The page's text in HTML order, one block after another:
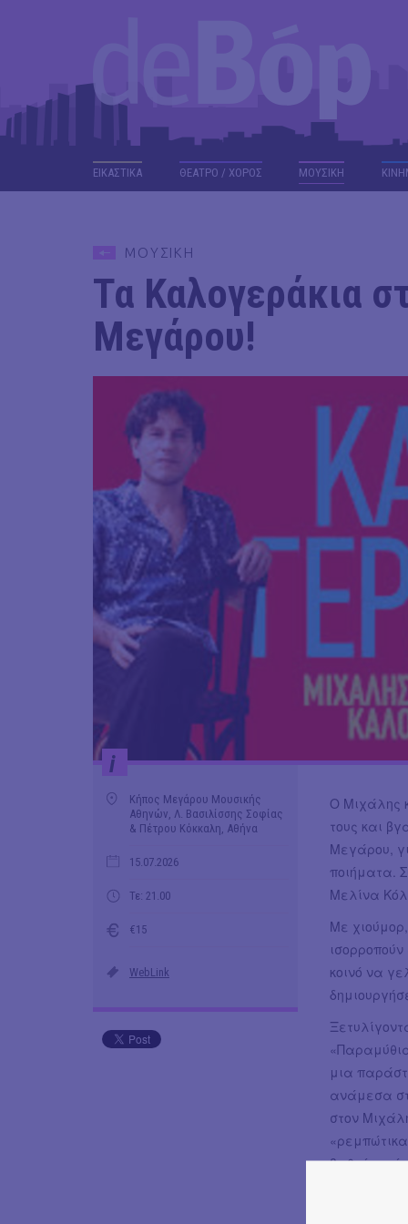
ΕΙΚΑΣΤΙΚΑ ΘΕΑΤΡΟ / ΧΟΡΟΣ ΜΟΥΣΙΚΗ
ΜΟΥΣΙΚΗ
Τα Καλογεράκια
Μεγάρου!
i
Κήπος Μεγάρου Μουσικής
Αθηνών, Λ. Βασιλίσσης Σοφίας
& Πέτρου Κόκκαλη, Αθήνα
15.07.2026
Τε: 21.00
€15
WebLink
Ο Μιχάλης
τους και
Μεγάρου,
ποιήματα.
Μελίνα
Με
κοινό να
μια
ανάμεσα
στον
βαθιά